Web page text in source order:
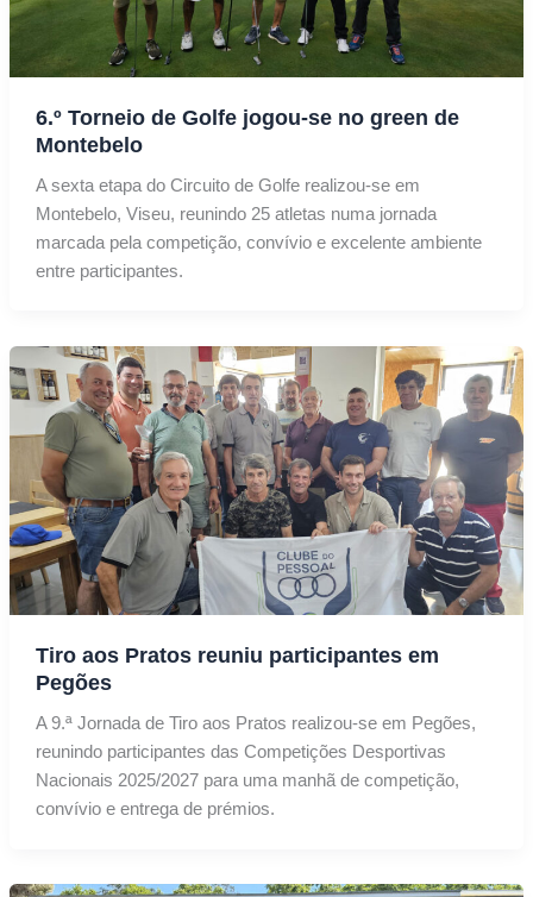
6.º Torneio de Golfe jogou-se no green de
Montebelo
A sexta etapa do Circuito de Golfe realizou-se em
Montebelo, Viseu, reunindo 25 atletas numa jornada
marcada pela competição, convívio e excelente ambiente
entre participantes.
Tiro aos Pratos reuniu participantes em
Pegões
A 9.ª Jornada de Tiro aos Pratos realizou-se em Pegões,
reunindo participantes das Competições Desportivas
Nacionais 2025/2027 para uma manhã de competição,
convívio e entrega de prémios.